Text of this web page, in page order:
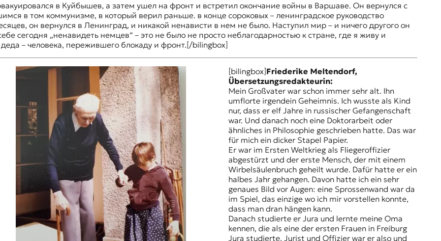
в Куйбышев, а затем ушел на фронт и встретил окончание войны в Варшаве. Он вернулся с
в том коммунизме, в который верил раньше. в конце сороковых – ленинградское руководство
он вернулся в Ленинград, и никакой ненависти в нем не было. Наступил мир – и ничего другого он
сегодня „ненавидеть немцев“ – это не было не просто неблагодарностью к стране, где я живу и
– человека, пережившего блокаду и фронт.[/bilingbox]
[bilingbox]Friederike Meltendorf,
Übersetzungsredakteurin:
Mein Großvater war schon immer sehr alt. Ihn
umflorte irgendein Geheimnis. Ich wusste als Kind
nur, dass er elf Jahre in russischer Gefangenschaft
war. Und danach noch eine Doktorarbeit oder
ähnliches in Philosophie geschrieben hatte. Das war
für mich ein dicker Stapel Papier.
Er war im Ersten Weltkrieg als Fliegeroffizier
abgestürzt und der erste Mensch, der mit einem
Wirbelsäulenbruch geheilt wurde. Dafür hatte er ein
halbes Jahr gehangen. Davon hatte ich ein sehr
genaues Bild vor Augen: eine Sprossenwand war da
im Spiel, das einzige wo ich mir vorstellen konnte,
dass man dran hängen kann.
Danach studierte er Jura und lernte meine Oma
kennen, die als eine der ersten Frauen in Freiburg
Jura studierte. Jurist und Offizier war er also und